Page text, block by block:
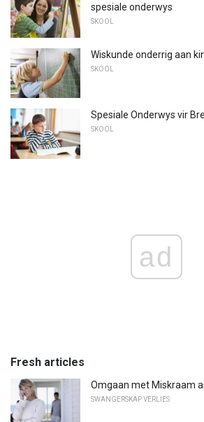
spesiale onderwys
SKOOL
Wiskunde onderrig aan
SKOOL
Spesiale Onderwys vir
SKOOL
ad
Fresh articles
Omgaan met Miskraam
SWANGERSKAP VERLIES